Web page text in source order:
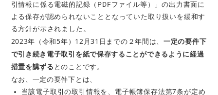
引情報に係る電磁的記録（PDFファイル等）」の出力書面に
よる保存が認められないこととなっていた取り扱いを緩和す
る方針が示されました。
2023年（令和5年）12月31日までの２年間は、一定の要件下
で引き続き電子取引を紙で保存することができるように経過
措置を講ずる とのことです。
なお、一定の要件下とは、
当該電子取引の取引情報を、電子帳簿保存法第7条が定め